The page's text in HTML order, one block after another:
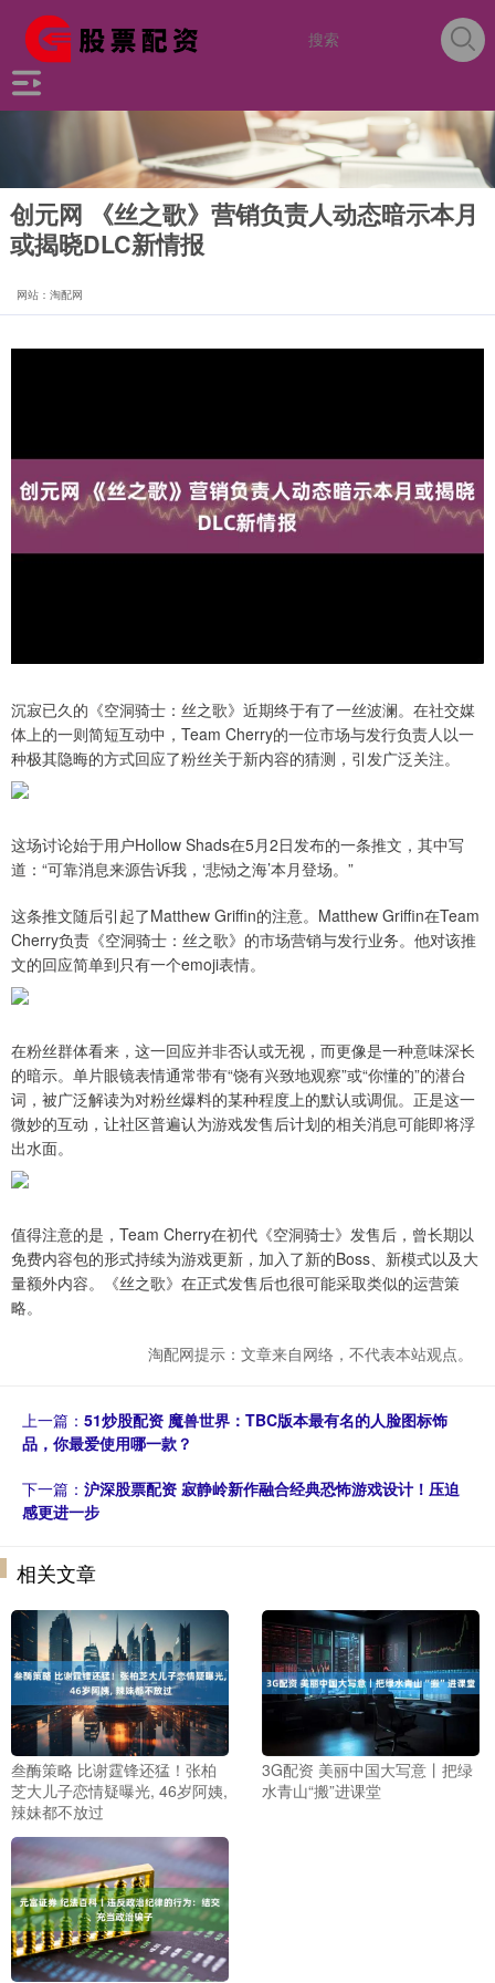
创元网 《丝之歌》营销负责人动态暗示本月
或揭晓DLC新情报
网站：淘配网
沉寂已久的《空洞骑士：丝之歌》近期终于有了一丝波澜。在社交媒
体上的一则简短互动中，Team Cherry的一位市场与发行负责人以一
种极其隐晦的方式回应了粉丝关于新内容的猜测，引发广泛关注。
这场讨论始于用户Hollow Shads在5月2日发布的一条推文，其中写
道：“可靠消息来源告诉我，‘悲恸之海’本月登场。”
这条推文随后引起了Matthew Griffin的注意。Matthew Griffin在Team
Cherry负责《空洞骑士：丝之歌》的市场营销与发行业务。他对该推
文的回应简单到只有一个emoji表情。
在粉丝群体看来，这一回应并非否认或无视，而更像是一种意味深长
的暗示。单片眼镜表情通常带有“饶有兴致地观察”或“你懂的”的潜台
词，被广泛解读为对粉丝爆料的某种程度上的默认或调侃。正是这一
微妙的互动，让社区普遍认为游戏发售后计划的相关消息可能即将浮
出水面。
值得注意的是，Team Cherry在初代《空洞骑士》发售后，曾长期以
免费内容包的形式持续为游戏更新，加入了新的Boss、新模式以及大
量额外内容。《丝之歌》在正式发售后也很可能采取类似的运营策
略。
淘配网提示：文章来自网络，不代表本站观点。
上一篇： 51炒股配资 魔兽世界：TBC版本最有名的人脸图标饰
品，你最爱使用哪一款？
下一篇： 沪深股票配资 寂静岭新作融合经典恐怖游戏设计！压迫
感更进一步
相关文章
叁酶策略 比谢霆锋还猛！张柏
芝大儿子恋情疑曝光, 46岁阿姨,
辣妹都不放过
3G配资 美丽中国大写意丨把绿
水青山“搬”进课堂